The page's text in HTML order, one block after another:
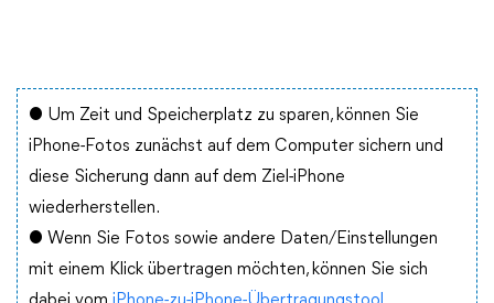
● Um Zeit und Speicherplatz zu sparen, können Sie
iPhone-Fotos zunächst auf dem Computer sichern und
diese Sicherung dann auf dem Ziel-iPhone
wiederherstellen.
● Wenn Sie Fotos sowie andere Daten/Einstellungen
mit einem Klick übertragen möchten, können Sie sich